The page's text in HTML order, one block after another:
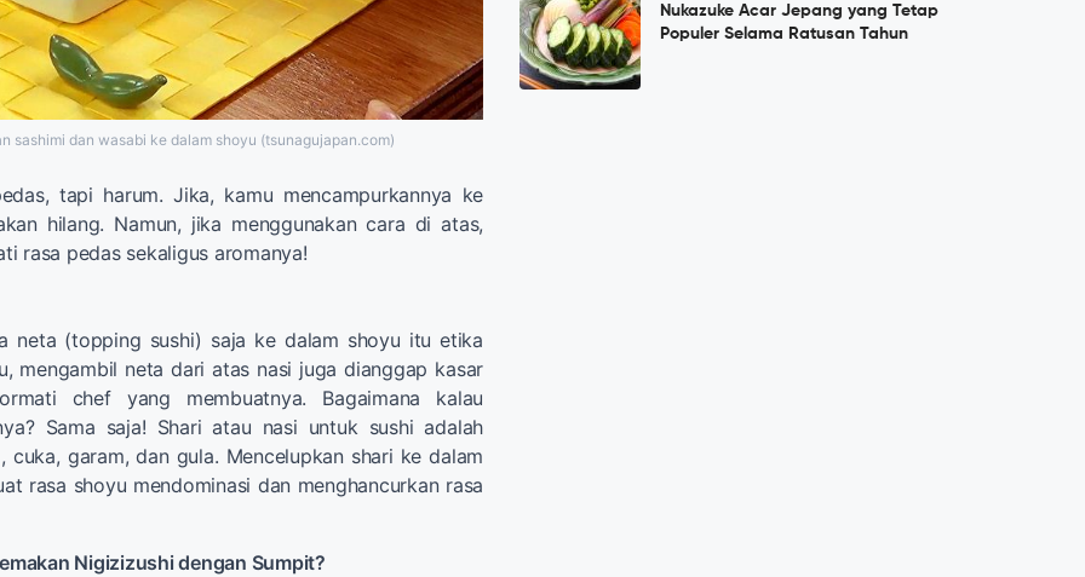
sashimi dan wasabi ke dalam shoyu (tsunagujapan.com)
tapi harum. Jika, kamu mencampurkannya ke
hilang. Namun, jika menggunakan cara di atas,
rasa pedas sekaligus aromanya!
neta (topping sushi) saja ke dalam shoyu itu etika
mengambil neta dari atas nasi juga dianggap kasar
chef yang membuatnya. Bagaimana kalau
Sama saja! Shari atau nasi untuk sushi adalah
cuka, garam, dan gula. Mencelupkan shari ke dalam
rasa shoyu mendominasi dan menghancurkan rasa
Nigizizushi dengan Sumpit?
Nukazuke Acar Jepang yang Tetap
Populer Selama Ratusan Tahun